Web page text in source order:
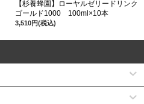
【杉養蜂園】ローヤルゼリードリンク
ゴールド1000 100ml×10本
3,510円(税込)